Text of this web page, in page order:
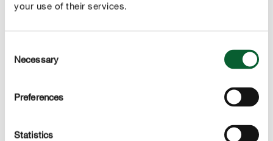
your use of their services.
Selection
Necessary
Preferences
Statistics
Tomaten stimuleren een goede plantenontwikkeling,